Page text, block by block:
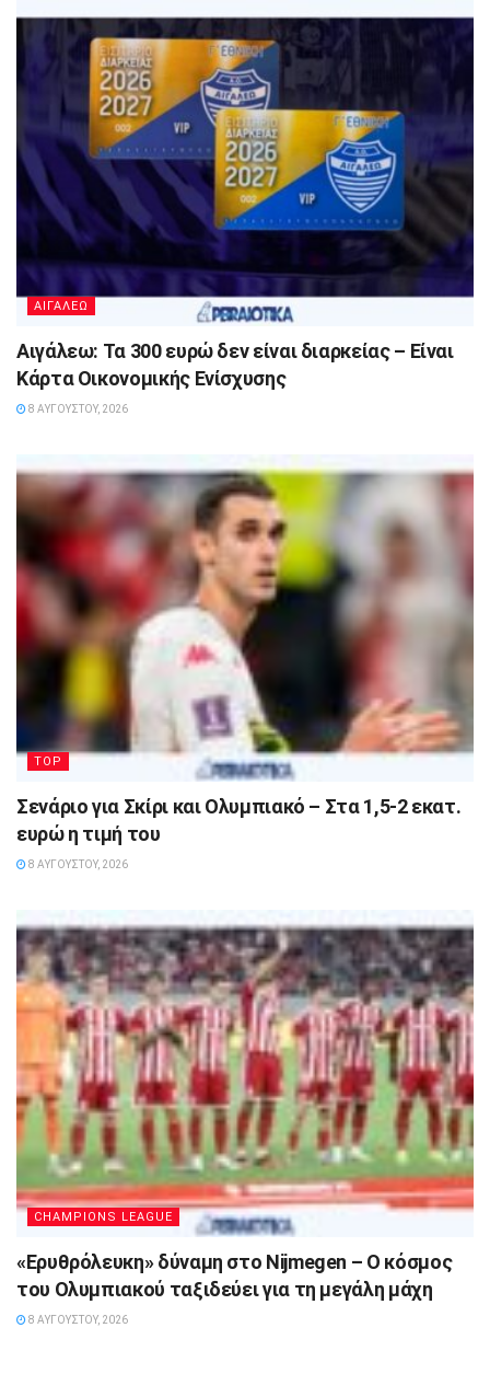
ΑΙΓΑΛΕΩ
Αιγάλεω: Τα 300 ευρώ δεν είναι διαρκείας – Είναι
Κάρτα Οικονομικής Ενίσχυσης
8 ΑΥΓΟΎΣΤΟΥ, 2026
TOP
Σενάριο για Σκίρι και Ολυμπιακό – Στα 1,5-2 εκατ.
ευρώ η τιμή του
8 ΑΥΓΟΎΣΤΟΥ, 2026
CHAMPIONS LEAGUE
«Ερυθρόλευκη» δύναμη στο Nijmegen – Ο κόσμος
του Ολυμπιακού ταξιδεύει για τη μεγάλη μάχη
8 ΑΥΓΟΎΣΤΟΥ, 2026